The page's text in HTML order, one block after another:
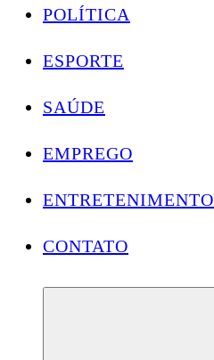
POLÍTICA
ESPORTE
SAÚDE
EMPREGO
ENTRETENIMENTO
CONTATO